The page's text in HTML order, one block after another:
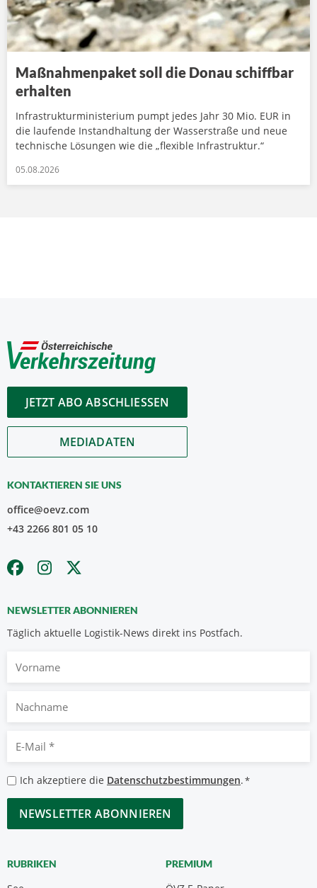
Maßnahmenpaket soll die Donau schiffbar
erhalten
Infrastrukturministerium pumpt jedes Jahr 30 Mio. EUR in
die laufende Instandhaltung der Wasserstraße und neue
technische Lösungen wie die „flexible Infrastruktur.“
05.08.2026
JETZT ABO ABSCHLIESSEN
MEDIADATEN
KONTAKTIEREN SIE UNS
office@oevz.com
+43 2266 801 05 10
NEWSLETTER ABONNIEREN
Täglich aktuelle Logistik-News direkt ins Postfach.
Nachname
Mail
*
Datenschutzbestimmungen
*
Ich akzeptiere die Datenschutzbestimmungen.*
CAPTCHA
RUBRIKEN PREMIUM